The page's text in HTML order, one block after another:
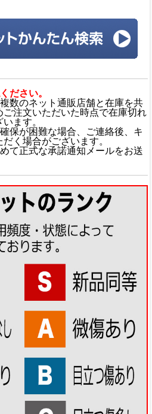
ださい。
数のネット通販店舗と在庫を共
注文いただいた時点で在庫切れ
ます。
保が困難な場合、ご連絡後、キ
く場合がございます。
て正式な承諾通知メールをお送